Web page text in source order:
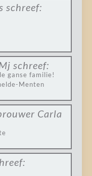
schreef:
schreef:
ganse familie!
Menten
Carla